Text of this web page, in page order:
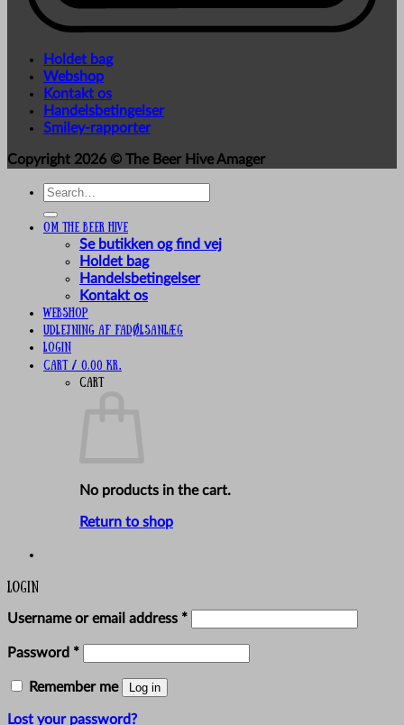
Holdet bag
Webshop
Kontakt os
Handelsbetingelser
Smiley-rapporter
Copyright 2026 © The Beer Hive Amager
Search
Om The Beer Hive
Se butikken og find vej
Holdet bag
Handelsbetingelser
Kontakt os
Webshop
UDLEJNING AF FADØLSANLÆG
Login
Cart / 0,00 kr.
Cart
No products in the cart.
Return to shop
Login
Username or email address *Required
Password *Required
Remember me Log in
Lost your password?